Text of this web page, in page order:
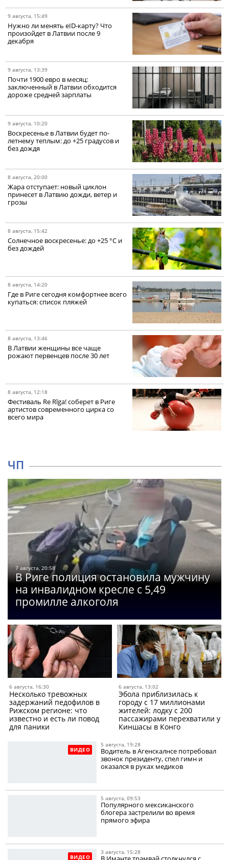
9 августа, 15:49
Нужно ли менять eID-карту? Что
произойдет в Латвии после 9
декабря
9 августа, 13:39
Почти 1900 евро в месяц:
заключенный в Латвии обходится
дороже средней зарплаты
9 августа, 10:20
Воскресенье в Латвии будет по-
летнему теплым: до +25 градусов и
без дождя
8 августа, 20:00
Жара отступает: новый циклон
принесет в Латвию дожди, ветер и
грозы
8 августа, 15:42
Солнечное воскресенье: до +25 °C и
без дождей
8 августа, 14:20
Где в Риге сегодня комфортнее всего
купаться: список пляжей
8 августа, 13:46
В Латвии женщины все чаще
рожают первенцев после 30 лет
8 августа, 12:18
Фестиваль Re Rīga! соберет в Риге
артистов современного цирка со
всего мира
ЧП
7 августа, 20:58
В Риге полиция остановила мужчину
на инвалидном кресле с 5,49
промилле алкоголя
6 августа, 16:30
Несколько тревожных
задержаний педофилов в
Рижском регионе: что
известно и есть ли повод
для паники
6 августа, 13:02
Эбола приблизилась к
городу с 17 миллионами
жителей: лодку с 200
пассажирами перехватили у
Киншасы в Конго
ВИДЕО
5 августа, 19:28
Водитель в Агенскалнсе потребовал
звонок президенту, спел гимн и
оказался в руках медиков
5 августа, 09:53
Популярного мексиканского
блогера застрелили во время
прямого эфира
ВИДЕО
3 августа, 15:28